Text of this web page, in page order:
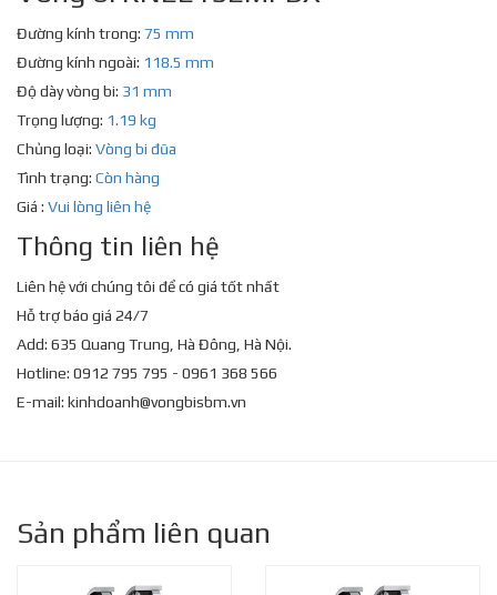
Đường kính trong: 75 mm
Đường kính ngoài: 118.5 mm
Độ dày vòng bi: 31 mm
Trọng lượng: 1.19 kg
Chủng loại: Vòng bi đũa
Tình trạng: Còn hàng
Giá : Vui lòng liên hệ
Thông tin liên hệ
Liên hệ với chúng tôi để có giá tốt nhất
Hỗ trợ báo giá 24/7
Add: 635 Quang Trung, Hà Đông, Hà Nội.
Hotline: 0912 795 795 - 0961 368 566
E-mail: kinhdoanh@vongbisbm.vn
Sản phẩm liên quan